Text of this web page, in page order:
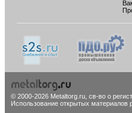
© 2000-2026 Metaltorg.ru, св-во о
Использование открытых материалов